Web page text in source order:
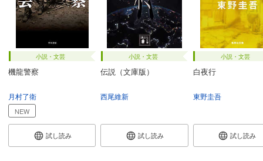
小説・文芸
機龍警察
月村了衛
NEW
試し読み
小説・文芸
伝説（文庫版）
西尾維新
試し読み
小説・文芸
白夜行
東野圭吾
試し読み